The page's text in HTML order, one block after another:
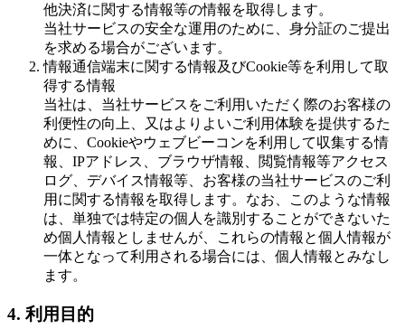
他決済に関する情報等の情報を取得します。
当社サービスの安全な運用のために、身分証のご提出
を求める場合がございます。
情報通信端末に関する情報及びCookie等を利用して取
得する情報
当社は、当社サービスをご利用いただく際のお客様の
利便性の向上、又はよりよいご利用体験を提供するた
めに、Cookieやウェブビーコンを利用して収集する情
報、IPアドレス、ブラウザ情報、閲覧情報等アクセス
ログ、デバイス情報等、お客様の当社サービスのご利
用に関する情報を取得します。なお、このような情報
は、単独では特定の個人を識別することができないた
め個人情報としませんが、これらの情報と個人情報が
一体となって利用される場合には、個人情報とみなし
ます。
4. 利用目的